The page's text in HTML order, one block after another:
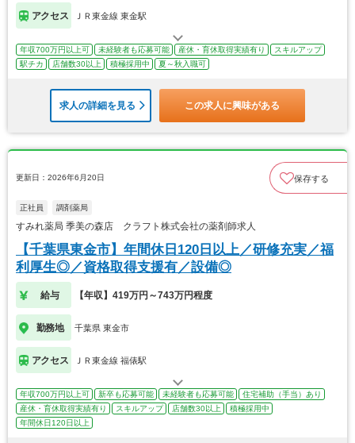
アクセス ＪＲ東金線 東金駅
年収700万円以上可 未経験者も応募可能 産休・育休取得実績有り
スキルアップ
駅チカ
店舗数30以上 積極採用中 夏～秋入職可
求人の詳細を見る この求人に興味がある
更新日：2026年6月20日 保存する
正社員 調剤薬局
すみれ薬局 季美の森店 クラフト株式会社の薬剤師求人
【千葉県東金市】年間休日120日以上／研修充実／福
利厚生◎／資格取得支援有／設備◎
給与 【年収】419万円～743万円程度
勤務地 千葉県 東金市
アクセス ＪＲ東金線 福俵駅
年収700万円以上可 新卒も応募可能 未経験者も応募可能
住宅補助（手当）あり
産休・育休取得実績有り
スキルアップ 店舗数30以上
積極採用中
年間休日120日以上